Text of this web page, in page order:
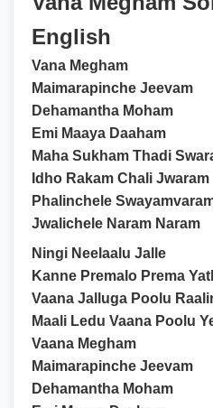
English
Vana Megham
Maimarapinche Jeevam
Dehamantha Moham
Emi Maaya Daaham
Maha Sukham Thadi
Idho Rakam Chali Jwaram
Phalinchele
Jwalichele Naram Naram
Ningi Neelaalu Jalle
Kanne Premalo Prema
Vaana Jalluga Poolu
Maali Ledu Vaana Poolu
Vaana Megham
Maimarapinche Jeevam
Dehamantha Moham